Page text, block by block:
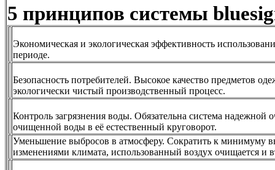
5 принципов системы
Экономическая и экологическая эффективность
периоде.
Безопасность потребителей. Высокое качество предметов
экологически чистый производственный процесс.
Контроль загрязнения воды. Обязательна система надежной
очищенной воды в её естественный круговорот.
Уменьшение выбросов в атмосферу. Сократить к минимуму
изменениями климата, использованный воздух очищается и